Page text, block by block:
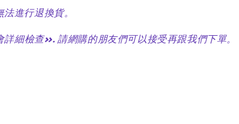
進行退換貨。
詳細檢查>>. 請網購的朋友們可以接受再跟我們下單。